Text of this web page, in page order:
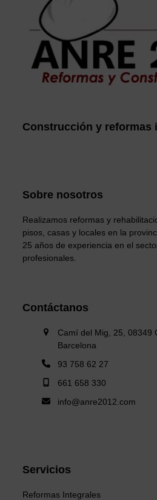
Construcción y reformas
Sobre nosotros
Realizamos reformas y
pisos, casas y locales en la
25 años de experiencia en el
profesionales.
Contáctanos
Camí del Mig, 25, 08349
Barcelona
93 758 62 27
661 658 330
info@anre2012.com
Servicios
Reformas Integrales